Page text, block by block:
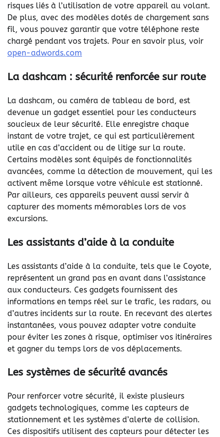
risques liés à l’utilisation de votre appareil au volant.
De plus, avec des modèles dotés de chargement sans
fil, vous pouvez garantir que votre téléphone reste
chargé pendant vos trajets. Pour en savoir plus, voir
open-adwords.com
La dashcam : sécurité renforcée sur route
La dashcam, ou caméra de tableau de bord, est
devenue un gadget essentiel pour les conducteurs
soucieux de leur sécurité. Elle enregistre chaque
instant de votre trajet, ce qui est particulièrement
utile en cas d’accident ou de litige sur la route.
Certains modèles sont équipés de fonctionnalités
avancées, comme la détection de mouvement, qui les
activent même lorsque votre véhicule est stationné.
Par ailleurs, ces appareils peuvent aussi servir à
capturer des moments mémorables lors de vos
excursions.
Les assistants d’aide à la conduite
Les assistants d’aide à la conduite, tels que le Coyote,
représentent un grand pas en avant dans l’assistance
aux conducteurs. Ces gadgets fournissent des
informations en temps réel sur le trafic, les radars, ou
d’autres incidents sur la route. En recevant des alertes
instantanées, vous pouvez adapter votre conduite
pour éviter les zones à risque, optimiser vos itinéraires
et gagner du temps lors de vos déplacements.
Les systèmes de sécurité avancés
Pour renforcer votre sécurité, il existe plusieurs
gadgets technologiques, comme les capteurs de
stationnement et les systèmes d’alerte de collision.
Ces dispositifs utilisent des capteurs pour détecter les